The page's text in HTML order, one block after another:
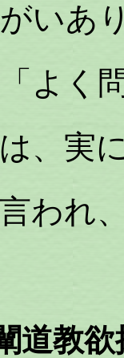
いあ
よく
、実
われ
道教